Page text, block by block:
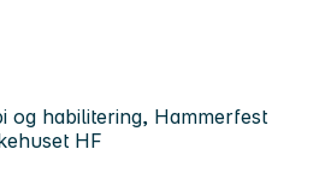
og habilitering, Hammerfest
HF